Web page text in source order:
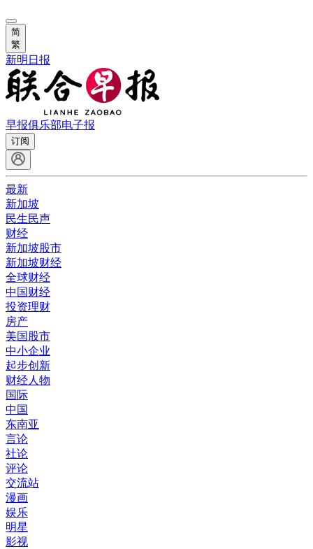
简
繁
新明日报
早报俱乐部电子报
订阅
最新
新加坡
民生民声
财经
新加坡股市
新加坡财经
全球财经
中国财经
投资理财
房产
美国股市
中小企业
起步创新
财经人物
国际
中国
东南亚
言论
社论
评论
交流站
漫画
娱乐
明星
影视